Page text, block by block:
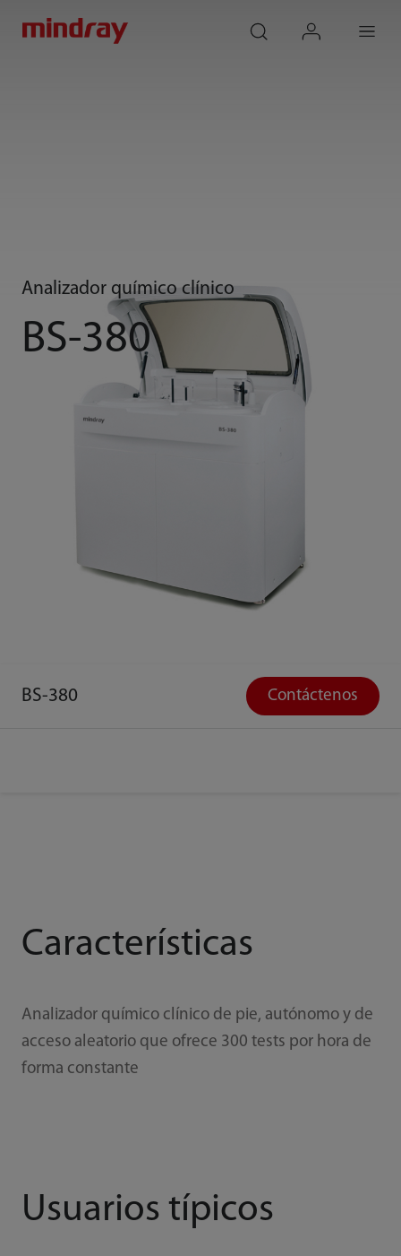
Analizador químico clínico
BS-380
BS-380 Contáctenos
Características
Analizador químico clínico de pie, autónomo y de
acceso aleatorio que ofrece 300 tests por hora de
forma constante
Usuarios típicos